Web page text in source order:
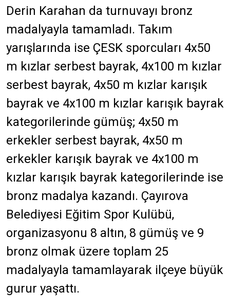
Derin Karahan da turnuvayı bronz
madalyayla tamamladı. Takım
yarışlarında ise ÇESK sporcuları 4x50
m kızlar serbest bayrak, 4x100 m kızlar
serbest bayrak, 4x50 m kızlar karışık
bayrak ve 4x100 m kızlar karışık bayrak
kategorilerinde gümüş; 4x50 m
erkekler serbest bayrak, 4x50 m
erkekler karışık bayrak ve 4x100 m
kızlar karışık bayrak kategorilerinde ise
bronz madalya kazandı. Çayırova
Belediyesi Eğitim Spor Kulübü,
organizasyonu 8 altın, 8 gümüş ve 9
bronz olmak üzere toplam 25
madalyayla tamamlayarak ilçeye büyük
gurur yaşattı.